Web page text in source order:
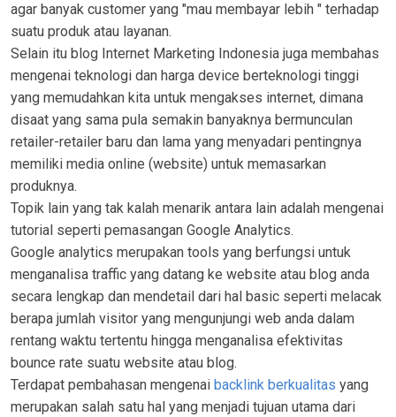
agar banyak customer yang "mau membayar lebih " terhadap
suatu produk atau layanan.
Selain itu blog Internet Marketing Indonesia juga membahas
mengenai teknologi dan harga device berteknologi tinggi
yang memudahkan kita untuk mengakses internet, dimana
disaat yang sama pula semakin banyaknya bermunculan
retailer-retailer baru dan lama yang menyadari pentingnya
memiliki media online (website) untuk memasarkan
produknya.
Topik lain yang tak kalah menarik antara lain adalah mengenai
tutorial seperti pemasangan Google Analytics.
Google analytics merupakan tools yang berfungsi untuk
menganalisa traffic yang datang ke website atau blog anda
secara lengkap dan mendetail dari hal basic seperti melacak
berapa jumlah visitor yang mengunjungi web anda dalam
rentang waktu tertentu hingga menganalisa efektivitas
bounce rate suatu website atau blog.
Terdapat pembahasan mengenai backlink berkualitas yang
merupakan salah satu hal yang menjadi tujuan utama dari